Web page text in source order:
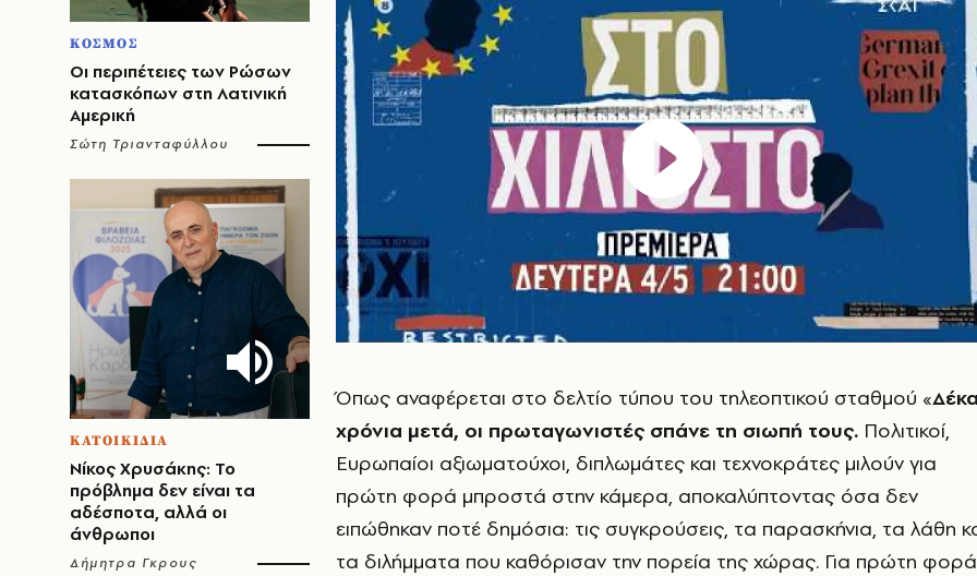
ΚΟΣΜΟΣ
Οι περιπέτειες των Ρώσων
κατασκόπων στη Λατινική
Αμερική
Σώτη Τριανταφύλλου
ΚΑΤΟΙΚΙΔΙΑ
Νίκος Χρυσάκης: Το
πρόβλημα δεν είναι τα
αδέσποτα, αλλά οι
άνθρωποι
Δήμητρα Γκρους
Όπως αναφέρεται στο δελτίο τύπου του τηλεοπτικού σταθμού «
χρόνια μετά, οι πρωταγωνιστές σπάνε τη σιωπή τους. Πολιτικοί,
Ευρωπαίοι αξιωματούχοι, διπλωμάτες και τεχνοκράτες μιλούν για
πρώτη φορά μπροστά στην κάμερα, αποκαλύπτοντας όσα δεν
ειπώθηκαν ποτέ δημόσια: τις συγκρούσεις, τα παρασκήνια, τα λάθη
τα διλήμματα που καθόρισαν την πορεία της χώρας. Για πρώτη